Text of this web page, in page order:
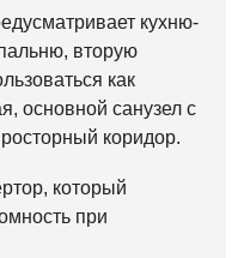
кухню-
вторую
как
основной санузел с
коридор.
который
при